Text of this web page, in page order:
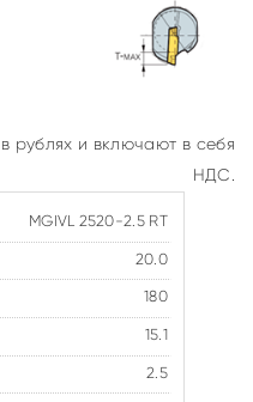
рублях и включают в себя
НДС.
MGIVL 2520-2.5 RT
20.0
180
15.1
2.5